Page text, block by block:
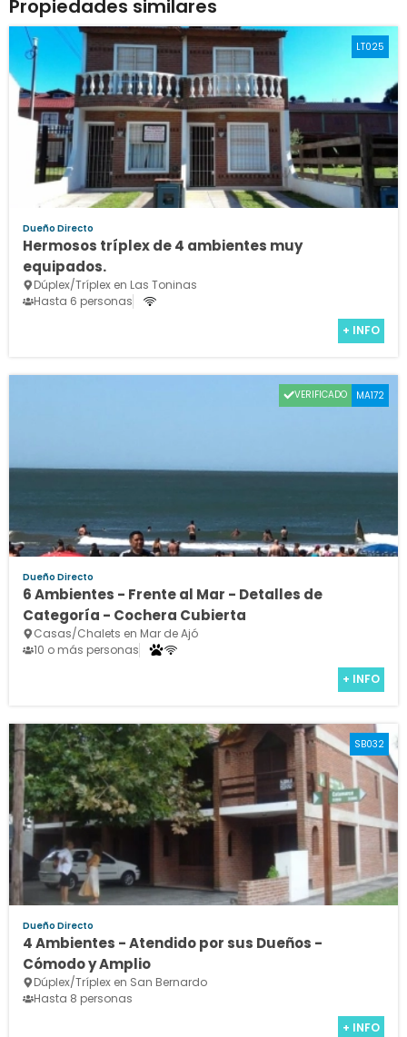
Propiedades similares
LT025
Dueño Directo
Hermosos tríplex de 4 ambientes muy
equipados.
Dúplex/Tríplex en Las Toninas
Hasta 6 personas
+ INFO
VERIFICADO MA172
Dueño Directo
6 Ambientes - Frente al Mar - Detalles de
Categoría - Cochera Cubierta
Casas/Chalets en Mar de Ajó
10 o más personas
+ INFO
SB032
Dueño Directo
4 Ambientes - Atendido por sus Dueños -
Cómodo y Amplio
Dúplex/Tríplex en San Bernardo
Hasta 8 personas
+ INFO